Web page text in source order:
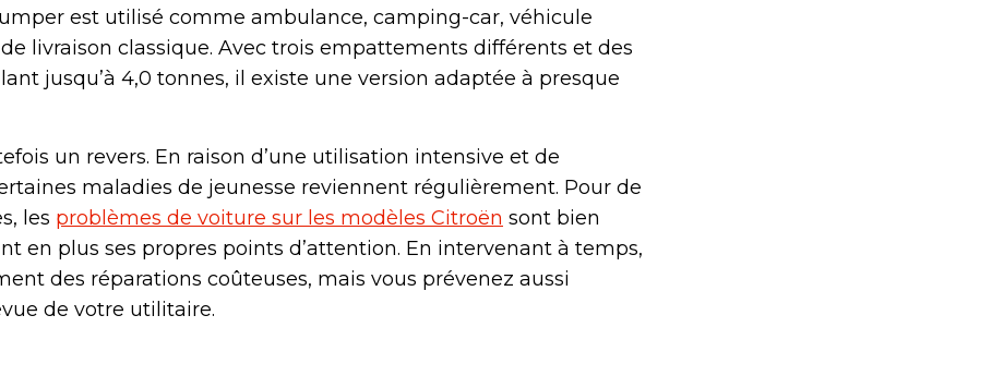
est utilisé comme ambulance, camping-car, véhicule
livraison classique. Avec trois empattements différents et des
jusqu’à 4,0 tonnes, il existe une version adaptée à presque
un revers. En raison d’une utilisation intensive et de
maladies de jeunesse reviennent régulièrement. Pour de
les problèmes de voiture sur les modèles Citroën sont bien
en plus ses propres points d’attention. En intervenant à temps,
des réparations coûteuses, mais vous prévenez aussi
de votre utilitaire.